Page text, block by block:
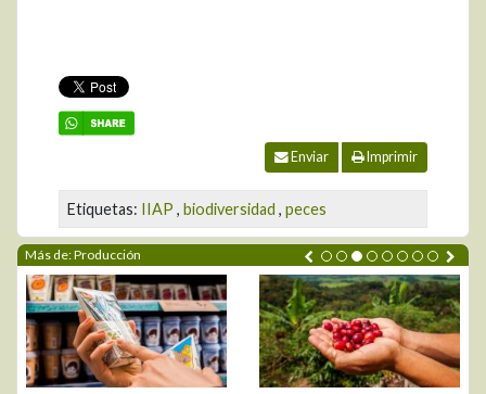
Enviar Imprimir
Etiquetas: IIAP , biodiversidad , peces
Más de: Producción